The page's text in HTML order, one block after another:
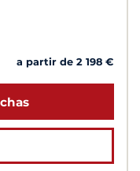
a partir de 2 198 €